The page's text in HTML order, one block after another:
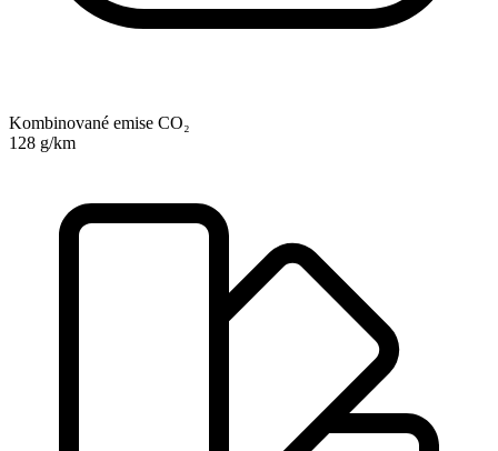
Kombinované emise CO₂
128 g/km